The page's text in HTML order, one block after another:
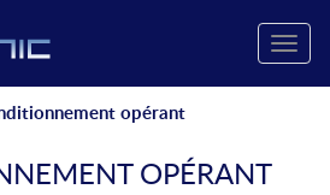
Toggle
opérant
OPÉRANT